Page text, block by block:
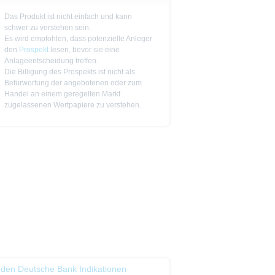
Das Produkt ist nicht einfach und kann
schwer zu verstehen sein.
Es wird empfohlen, dass potenzielle Anleger
den Prospekt lesen, bevor sie eine
Anlageentscheidung treffen.
Die Billigung des Prospekts ist nicht als
Befürwortung der angebotenen oder zum
Handel an einem geregelten Markt
zugelassenen Wertpapiere zu verstehen.
Deutsche Bank Indikationen
Die Billigung des
Ankündigung ändern kann.
in bestimmten
oder für Rechnung von US-
in denen dies nach
enthaltenen
US-Personen oder in den
als Indikator handelbarer